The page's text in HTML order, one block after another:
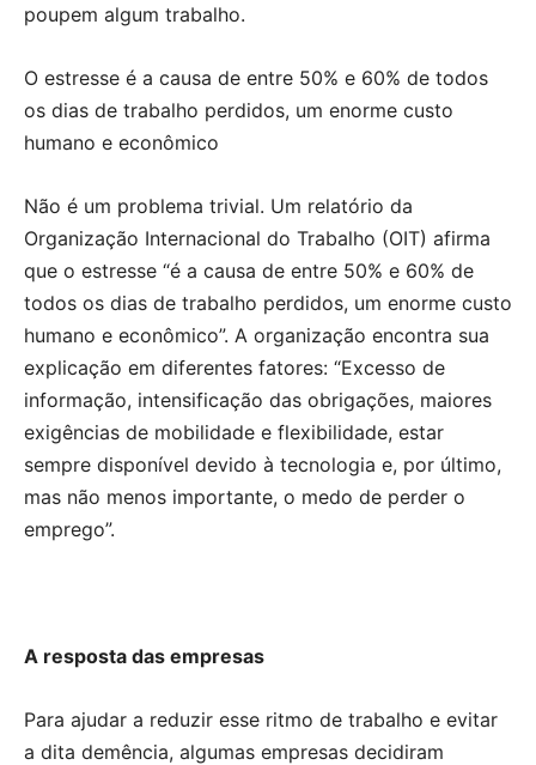
poupem algum trabalho.
O estresse é a causa de entre 50% e 60% de todos
os dias de trabalho perdidos, um enorme custo
humano e econômico
Não é um problema trivial. Um relatório da
Organização Internacional do Trabalho (OIT) afirma
que o estresse “é a causa de entre 50% e 60% de
todos os dias de trabalho perdidos, um enorme custo
humano e econômico”. A organização encontra sua
explicação em diferentes fatores: “Excesso de
informação, intensificação das obrigações, maiores
exigências de mobilidade e flexibilidade, estar
sempre disponível devido à tecnologia e, por último,
mas não menos importante, o medo de perder o
emprego”.
A resposta das empresas
Para ajudar a reduzir esse ritmo de trabalho e evitar
a dita demência, algumas empresas decidiram